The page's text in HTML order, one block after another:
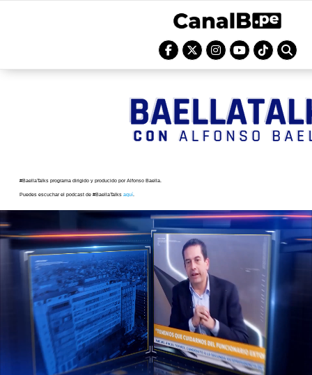
#BaellaTalks programa dirigido y producido por Alfonso Baella.
Puedes escuchar el podcast de #BaellaTalks aquí